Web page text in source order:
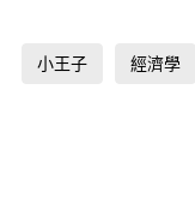
小王子 經濟學